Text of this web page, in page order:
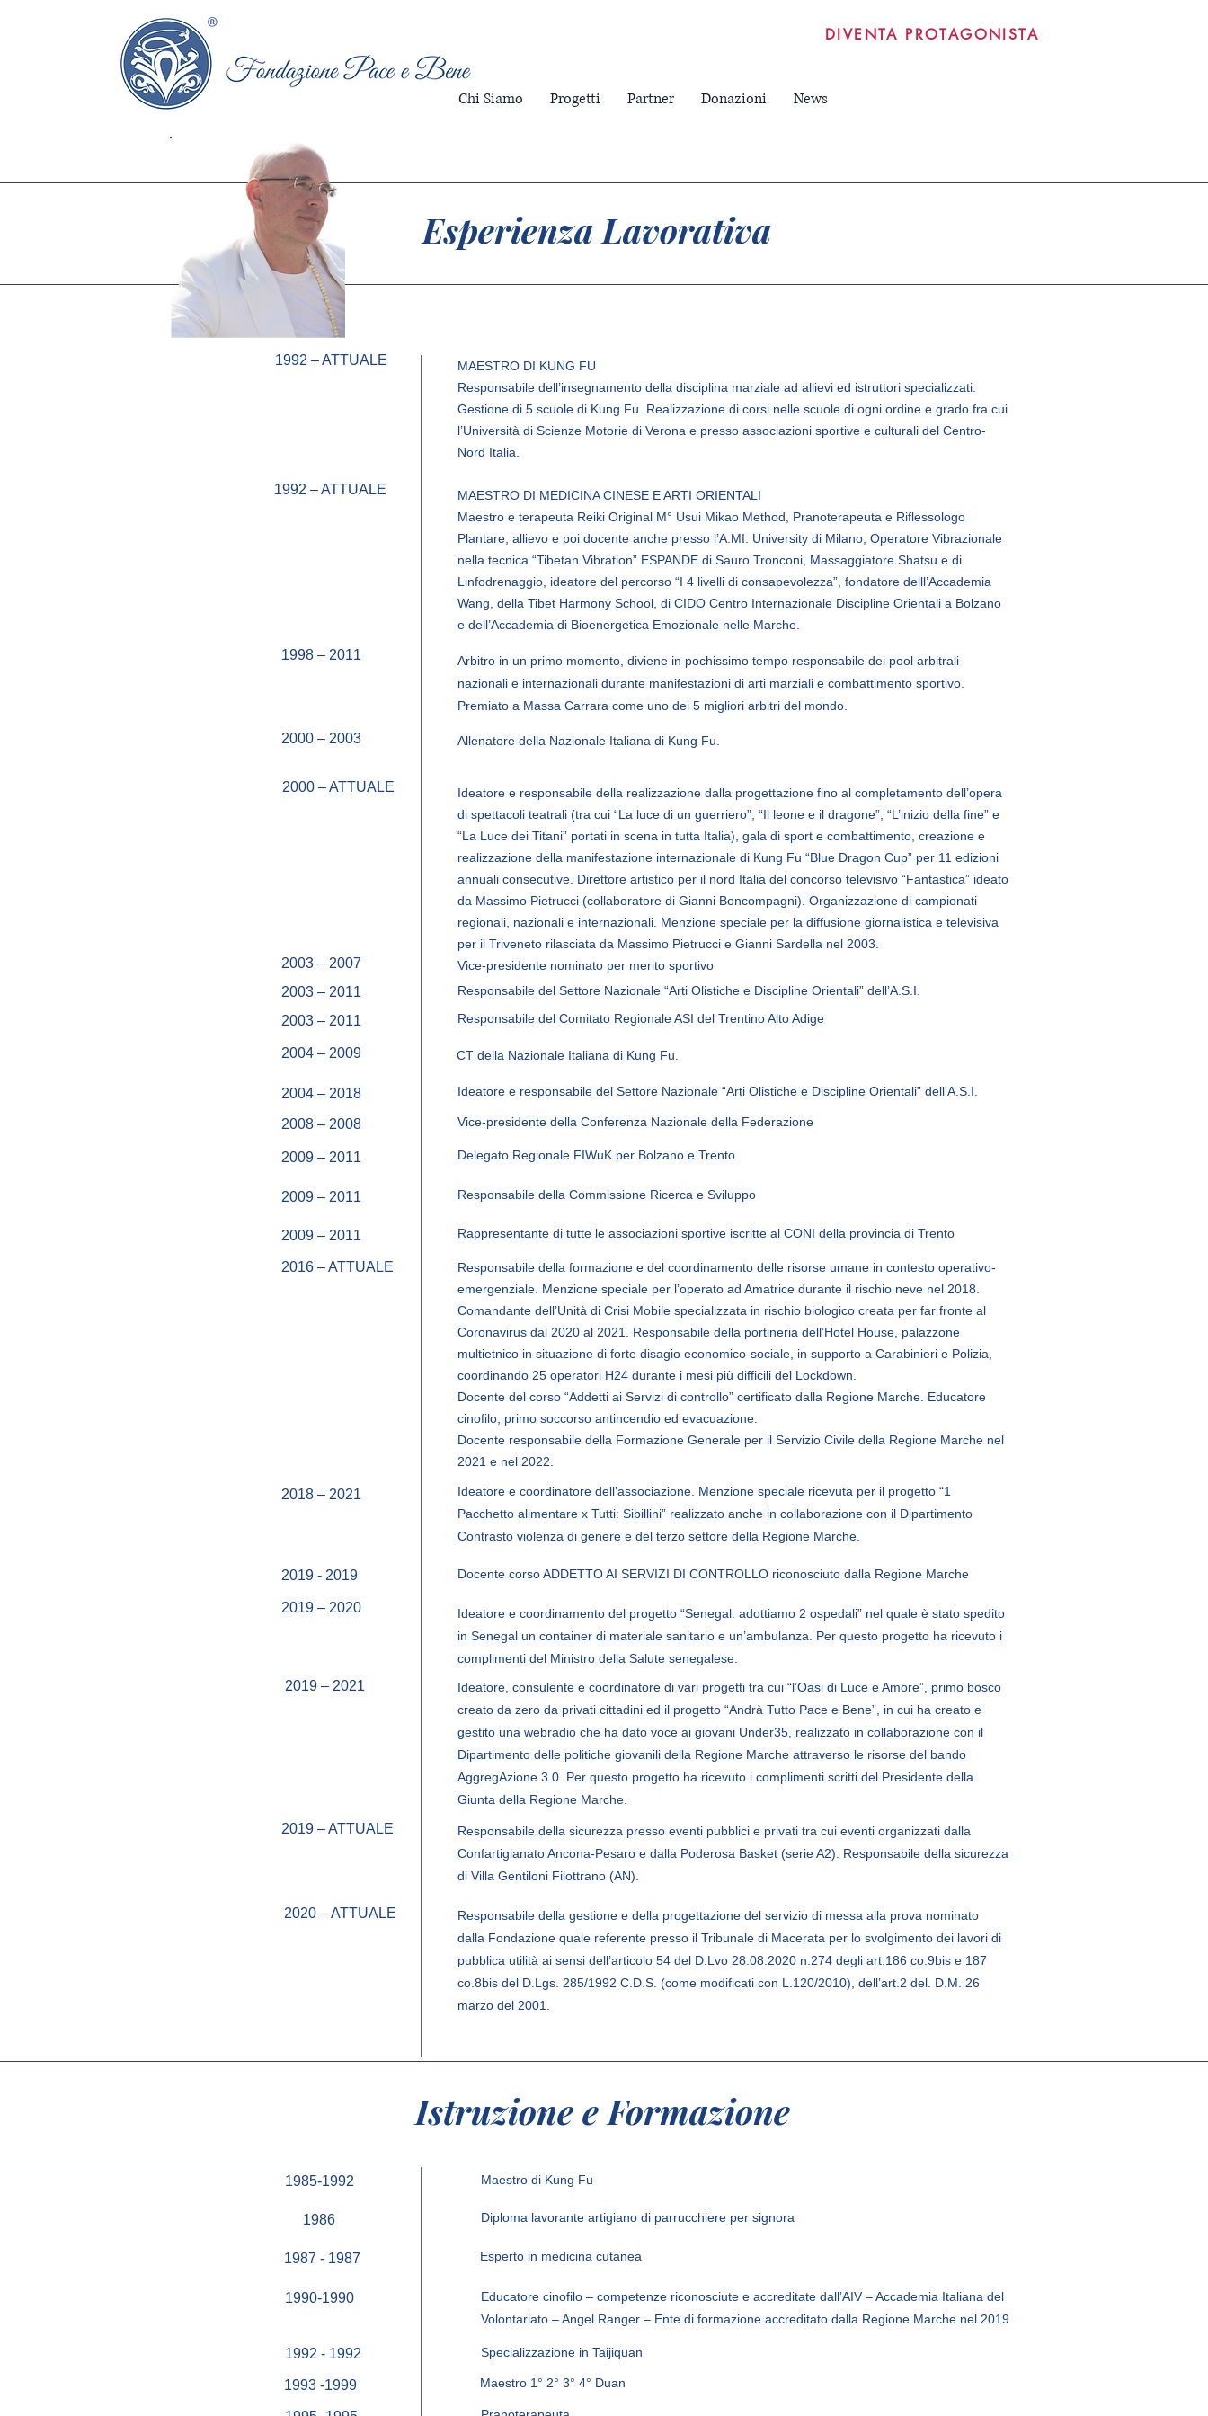
Chi Siamo Progetti Partner Donazioni News
DIVENTA PROTAGONISTA
Esperienza Lavorativa
1992 – ATTUALE
1992 – ATTUALE
1998 – 2011
2000 – 2003
2000 – ATTUALE
2003 – 2007
2003 – 2011
2003 – 2011
2004 – 2009
2004 – 2018
2008 – 2008
2009 – 2011
2009 – 2011
2009 – 2011
2016 – ATTUALE
2018 – 2021
2019 - 2019
2019 – 2020
2019 – 2021
2019 – ATTUALE
2020 – ATTUALE
MAESTRO DI KUNG FU
Responsabile dell’insegnamento della disciplina marziale ad allievi ed istruttori specializzati.
Gestione di 5 scuole di Kung Fu. Realizzazione di corsi nelle scuole di ogni ordine e grado fra cui
l’Università di Scienze Motorie di Verona e presso associazioni sportive e culturali del Centro-
Nord Italia.
MAESTRO DI MEDICINA CINESE E ARTI ORIENTALI
Maestro e terapeuta Reiki Original M° Usui Mikao Method, Pranoterapeuta e Riflessologo
Plantare, allievo e poi docente anche presso l’A.MI. University di Milano, Operatore Vibrazionale
nella tecnica “Tibetan Vibration” ESPANDE di Sauro Tronconi, Massaggiatore Shatsu e di
Linfodrenaggio, ideatore del percorso “I 4 livelli di consapevolezza”, fondatore delll’Accademia
Wang, della Tibet Harmony School, di CIDO Centro Internazionale Discipline Orientali a Bolzano
e dell’Accademia di Bioenergetica Emozionale nelle Marche.
Arbitro in un primo momento, diviene in pochissimo tempo responsabile dei pool arbitrali
nazionali e internazionali durante manifestazioni di arti marziali e combattimento sportivo.
Premiato a Massa Carrara come uno dei 5 migliori arbitri del mondo.
Allenatore della Nazionale Italiana di Kung Fu.
Ideatore e responsabile della realizzazione dalla progettazione fino al completamento dell’opera
di spettacoli teatrali (tra cui “La luce di un guerriero”, “Il leone e il dragone”, “L’inizio della fine” e
“La Luce dei Titani” portati in scena in tutta Italia), gala di sport e combattimento, creazione e
realizzazione della manifestazione internazionale di Kung Fu “Blue Dragon Cup” per 11 edizioni
annuali consecutive. Direttore artistico per il nord Italia del concorso televisivo “Fantastica” ideato
da Massimo Pietrucci (collaboratore di Gianni Boncompagni). Organizzazione di campionati
regionali, nazionali e internazionali. Menzione speciale per la diffusione giornalistica e televisiva
per il Triveneto rilasciata da Massimo Pietrucci e Gianni Sardella nel 2003.
Vice-presidente nominato per merito sportivo
Responsabile del Settore Nazionale “Arti Olistiche e Discipline Orientali” dell’A.S.I.
Responsabile del Comitato Regionale ASI del Trentino Alto Adige
CT della Nazionale Italiana di Kung Fu.
Ideatore e responsabile del Settore Nazionale “Arti Olistiche e Discipline Orientali” dell’A.S.I.
Vice-presidente della Conferenza Nazionale della Federazione
Delegato Regionale FIWuK per Bolzano e Trento
Responsabile della Commissione Ricerca e Sviluppo
Rappresentante di tutte le associazioni sportive iscritte al CONI della provincia di Trento
Responsabile della formazione e del coordinamento delle risorse umane in contesto operativo-
emergenziale. Menzione speciale per l’operato ad Amatrice durante il rischio neve nel 2018.
Comandante dell’Unità di Crisi Mobile specializzata in rischio biologico creata per far fronte al
Coronavirus dal 2020 al 2021. Responsabile della portineria dell’Hotel House, palazzone
multietnico in situazione di forte disagio economico-sociale, in supporto a Carabinieri e Polizia,
coordinando 25 operatori H24 durante i mesi più difficili del Lockdown.
Docente del corso “Addetti ai Servizi di controllo” certificato dalla Regione Marche. Educatore
cinofilo, primo soccorso antincendio ed evacuazione.
Docente responsabile della Formazione Generale per il Servizio Civile della Regione Marche nel
2021 e nel 2022.
Ideatore e coordinatore dell’associazione. Menzione speciale ricevuta per il progetto “1
Pacchetto alimentare x Tutti: Sibillini” realizzato anche in collaborazione con il Dipartimento
Contrasto violenza di genere e del terzo settore della Regione Marche.
Docente corso ADDETTO AI SERVIZI DI CONTROLLO riconosciuto dalla Regione Marche
Ideatore e coordinamento del progetto “Senegal: adottiamo 2 ospedali” nel quale è stato spedito
in Senegal un container di materiale sanitario e un’ambulanza. Per questo progetto ha ricevuto i
complimenti del Ministro della Salute senegalese.
Ideatore, consulente e coordinatore di vari progetti tra cui “l’Oasi di Luce e Amore”, primo bosco
creato da zero da privati cittadini ed il progetto “Andrà Tutto Pace e Bene”, in cui ha creato e
gestito una webradio che ha dato voce ai giovani Under35, realizzato in collaborazione con il
Dipartimento delle politiche giovanili della Regione Marche attraverso le risorse del bando
AggregAzione 3.0. Per questo progetto ha ricevuto i complimenti scritti del Presidente della
Giunta della Regione Marche.
Responsabile della sicurezza presso eventi pubblici e privati tra cui eventi organizzati dalla
Confartigianato Ancona-Pesaro e dalla Poderosa Basket (serie A2). Responsabile della sicurezza
di Villa Gentiloni Filottrano (AN).
Responsabile della gestione e della progettazione del servizio di messa alla prova nominato
dalla Fondazione quale referente presso il Tribunale di Macerata per lo svolgimento dei lavori di
pubblica utilità ai sensi dell’articolo 54 del D.Lvo 28.08.2020 n.274 degli art.186 co.9bis e 187
co.8bis del D.Lgs. 285/1992 C.D.S. (come modificati con L.120/2010), dell’art.2 del. D.M. 26
marzo del 2001.
Istruzione e Formazione
1985-1992
1986
1987 - 1987
1990-1990
1992 - 1992
1993 -1999
Maestro di Kung Fu
Diploma lavorante artigiano di parrucchiere per signora
Esperto in medicina cutanea
Educatore cinofilo – competenze riconosciute e accreditate dall’AIV – Accademia Italiana del
Volontariato – Angel Ranger – Ente di formazione accreditato dalla Regione Marche nel 2019
Specializzazione in Taijiquan
Maestro 1° 2° 3° 4° Duan